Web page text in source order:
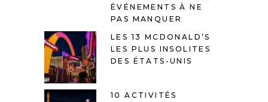
ÉVÉNEMENTS À NE
PAS MANQUER
LES 13 MCDONALD’S
LES PLUS INSOLITES
DES ÉTATS-UNIS
10 ACTIVITÉS